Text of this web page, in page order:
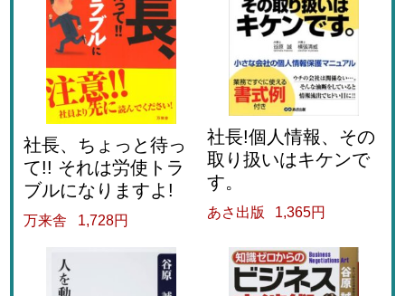
社長、ちょっと待っ
て!! それは労使トラ
ブルになりますよ!
万来舎 1,728円
社長!個人情報、その
取り扱いはキケンで
す。
あさ出版 1,365円